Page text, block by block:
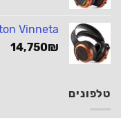
Vinneta
14,750₪
טלפונים